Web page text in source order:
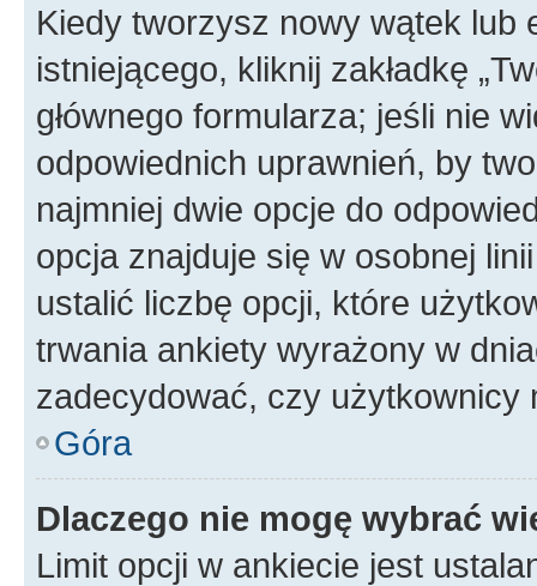
Kiedy tworzysz nowy wątek lub
istniejącego, kliknij zakładkę
głównego formularza; jeśli nie
odpowiednich uprawnień, by
najmniej dwie opcje do
opcja znajduje się w osobnej
ustalić liczbę opcji, które
trwania ankiety wyrażony w
zadecydować, czy użytkownicy
Góra
Dlaczego nie mogę wybrać
Limit opcji w ankiecie jest